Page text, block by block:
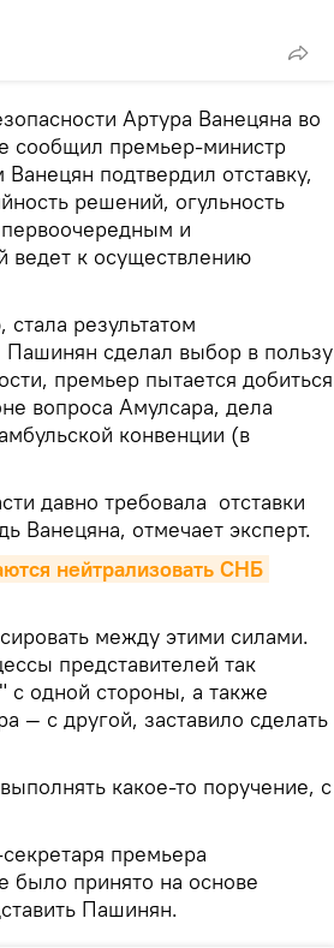
Артура Ванецяна во
сообщил премьер-министр
подтвердил отставку,
решений, огульность
и
ведет к осуществлению
результатом
Пашинян сделал выбор в пользу
премьер пытается добиться
вопроса Амулсара, дела
конвенции (в
давно требовала отставки
Ванецяна, отмечает эксперт.
нейтрализовать СНБ
между этими силами.
представителей так
с одной стороны, а также
— с другой, заставило сделать
какое-то поручение, с
премьера
было принято на основе
Пашинян.